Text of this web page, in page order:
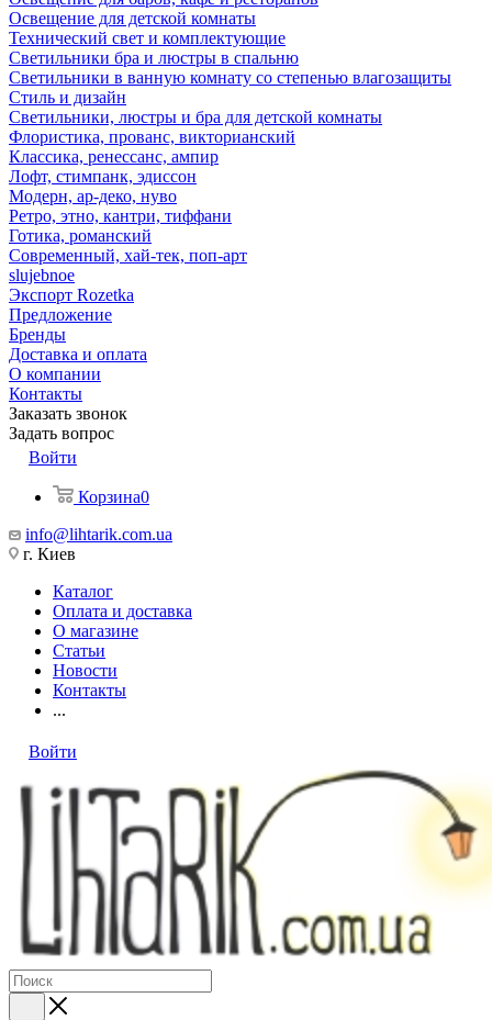
Освещение для детской комнаты
Технический свет и комплектующие
Светильники бра и люстры в спальню
Светильники в ванную комнату со степенью влагозащиты
Стиль и дизайн
Светильники, люстры и бра для детской комнаты
Флористика, прованс, викторианский
Классика, ренессанс, ампир
Лофт, стимпанк, эдиссон
Модерн, ар-деко, нуво
Ретро, этно, кантри, тиффани
Готика, романский
Современный, хай-тек, поп-арт
slujebnoe
Экспорт Rozetka
Предложение
Бренды
Доставка и оплата
О компании
Контакты
Заказать звонок
Задать вопрос
Войти
Корзина0
info@lihtarik.com.ua
г. Киев
Каталог
Оплата и доставка
О магазине
Статьи
Новости
Контакты
...
Войти